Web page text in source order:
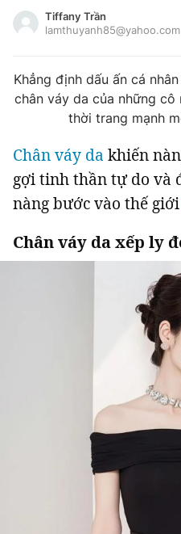
Chuyên mục khác
Tin thị trường
Video
Magazine
Đọc Thanh Niên trên điện
Tin đã lưu
Đăng xuất
Tiffany Trần
lamthuyanh85@yahoo.com
Khẳng định dấu ấn cá
chân váy da của những
thời trang mạnh
Chân váy da khiến
gợi tinh thần tự do và
nàng bước vào thế giới
Chân váy da xếp ly